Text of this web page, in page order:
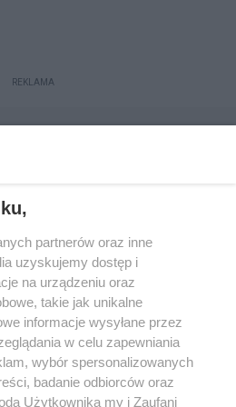
REKLAMA
Regulamin
Dystrybucja
Polityka Prywatności
do newslettera
partnerów oraz inne
uzyskujemy dostęp i
na urządzeniu oraz
takie jak unikalne
informacje wysyłane przez
w celu zapewniania
wybór spersonalizowanych
badanie odbiorców oraz
Użytkownika my i Zaufani